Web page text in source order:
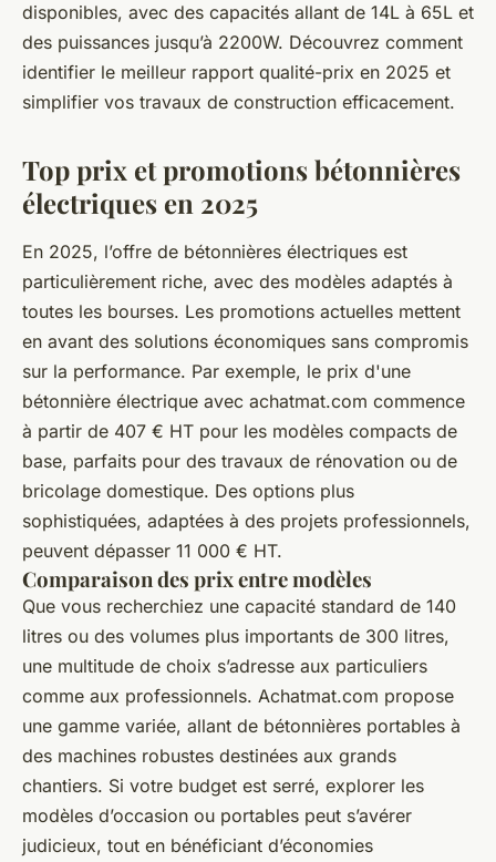
disponibles, avec des capacités allant de 14L à 65L et
des puissances jusqu’à 2200W. Découvrez comment
identifier le meilleur rapport qualité-prix en 2025 et
simplifier vos travaux de construction efficacement.
Top prix et promotions bétonnières
électriques en 2025
En 2025, l’offre de bétonnières électriques est
particulièrement riche, avec des modèles adaptés à
toutes les bourses. Les promotions actuelles mettent
en avant des solutions économiques sans compromis
sur la performance. Par exemple, le prix d'une
bétonnière électrique avec achatmat.com commence
à partir de 407 € HT pour les modèles compacts de
base, parfaits pour des travaux de rénovation ou de
bricolage domestique. Des options plus
sophistiquées, adaptées à des projets professionnels,
peuvent dépasser 11 000 € HT.
Comparaison des prix entre modèles
Que vous recherchiez une capacité standard de 140
litres ou des volumes plus importants de 300 litres,
une multitude de choix s’adresse aux particuliers
comme aux professionnels. Achatmat.com propose
une gamme variée, allant de bétonnières portables à
des machines robustes destinées aux grands
chantiers. Si votre budget est serré, explorer les
modèles d’occasion ou portables peut s’avérer
judicieux, tout en bénéficiant d’économies